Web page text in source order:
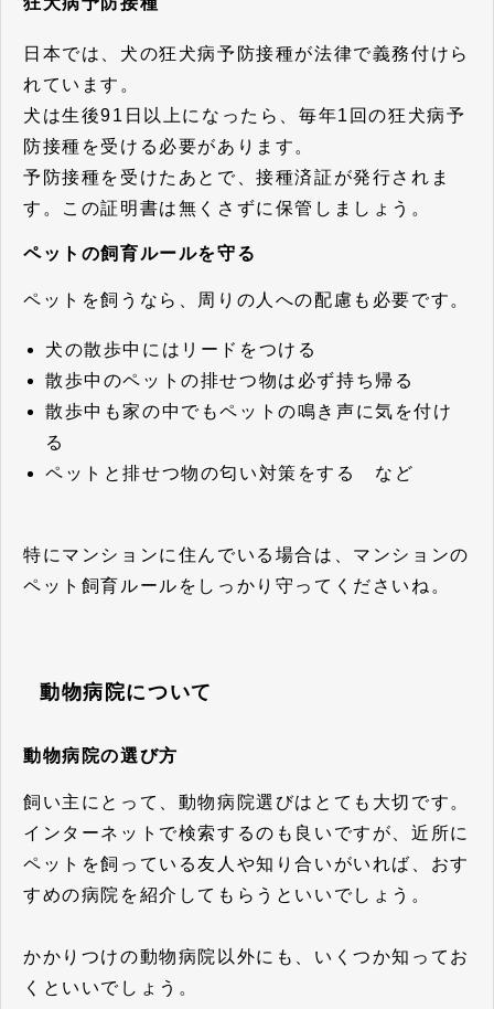
日本では、犬の狂犬病予防接種が法律で義務付けら
れています。
犬は生後91日以上になったら、毎年1回の狂犬病予
防接種を受ける必要があります。
予防接種を受けたあとで、接種済証が発行されま
す。この証明書は無くさずに保管しましょう。
ペットの飼育ルールを守る
ペットを飼うなら、周りの人への配慮も必要です。
犬の散歩中にはリードをつける
散歩中のペットの排せつ物は必ず持ち帰る
散歩中も家の中でもペットの鳴き声に気を付け
る
ペットと排せつ物の匂い対策をする など
特にマンションに住んでいる場合は、マンションの
ペット飼育ルールをしっかり守ってくださいね。
動物病院について
動物病院の選び方
飼い主にとって、動物病院選びはとても大切です。
インターネットで検索するのも良いですが、近所に
ペットを飼っている友人や知り合いがいれば、おす
すめの病院を紹介してもらうといいでしょう。
かかりつけの動物病院以外にも、いくつか知ってお
くといいでしょう。